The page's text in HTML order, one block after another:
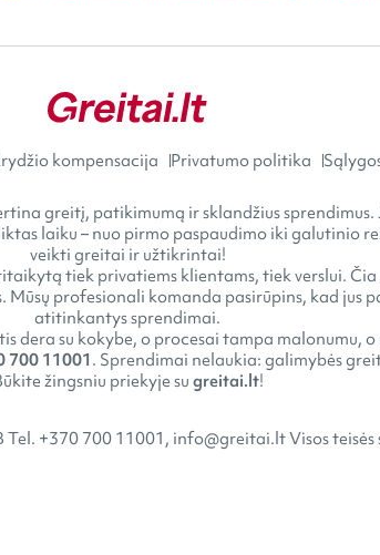
kompensacija Privatumo politika
greitį, patikimumą ir sklandžius sprendimus.
laiku – nuo pirmo paspaudimo iki galutinio
veikti greitai ir užtikrintai!
tiek privatiems klientams, tiek verslui.
profesionali komanda pasirūpins, kad jus
atitinkantys sprendimai.
dera su kokybe, o procesai tampa malonumu, o
700 11001. Sprendimai nelaukia: galimybės
žingsniu priekyje su greitai.lt!
+370 700 11001, info@greitai.lt Visos teisės